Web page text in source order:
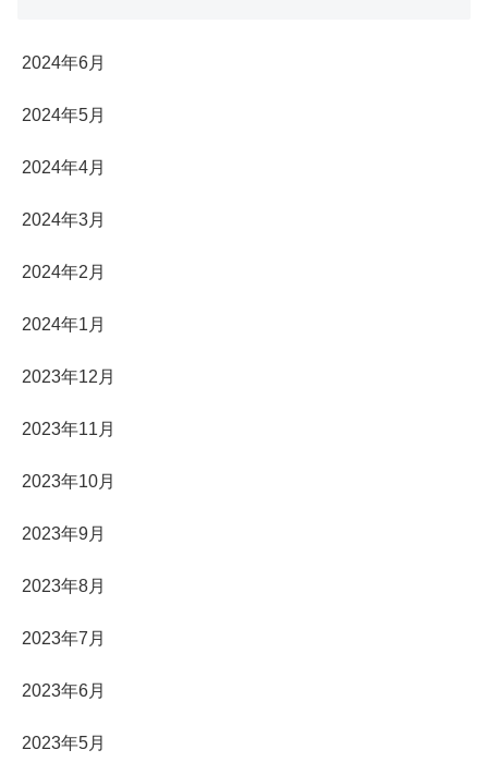
2024年6月
2024年5月
2024年4月
2024年3月
2024年2月
2024年1月
2023年12月
2023年11月
2023年10月
2023年9月
2023年8月
2023年7月
2023年6月
2023年5月